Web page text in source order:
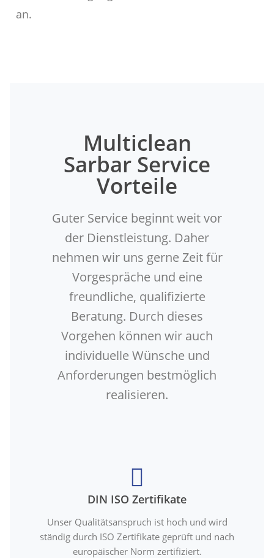
an.
Multiclean
Sarbar Service
Vorteile
Guter Service beginnt weit vor
der Dienstleistung. Daher
nehmen wir uns gerne Zeit für
Vorgespräche und eine
freundliche, qualifizierte
Beratung. Durch dieses
Vorgehen können wir auch
individuelle Wünsche und
Anforderungen bestmöglich
realisieren.
DIN ISO Zertifikate
Unser Qualitätsanspruch ist hoch und wird
ständig durch ISO Zertifikate geprüft und nach
europäischer Norm zertifiziert.